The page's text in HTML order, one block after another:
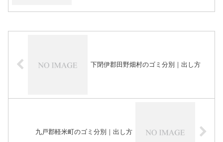
下閉伊郡田野畑村のゴミ分別｜出し方
九戸郡軽米町のゴミ分別｜出し方